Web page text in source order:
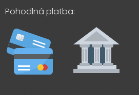
Pohodlná platba: